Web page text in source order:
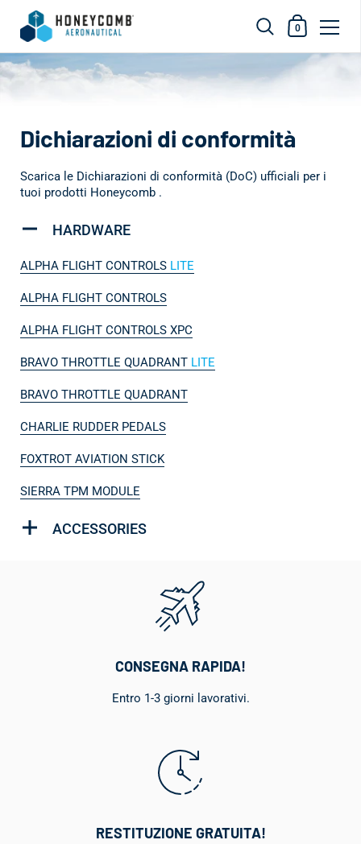
Vai al contenuto
Carrello
0
Dichiarazioni di conformità
Scarica le Dichiarazioni di conformità (DoC) ufficiali per i
tuoi prodotti Honeycomb .
HARDWARE
ALPHA FLIGHT CONTROLS LITE
ALPHA FLIGHT CONTROLS
ALPHA FLIGHT CONTROLS XPC
BRAVO THROTTLE QUADRANT LITE
BRAVO THROTTLE QUADRANT
CHARLIE RUDDER PEDALS
FOXTROT AVIATION STICK
SIERRA TPM MODULE
ACCESSORIES
CONSEGNA RAPIDA!
Entro 1-3 giorni lavorativi.
RESTITUZIONE GRATUITA!